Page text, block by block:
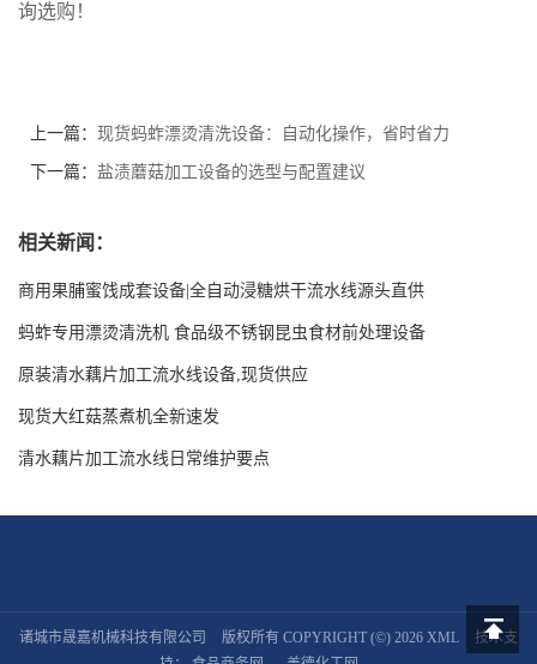
询选购！
上一篇： 现货蚂蚱漂烫清洗设备：自动化操作，省时省力
下一篇： 盐渍蘑菇加工设备的选型与配置建议
相关新闻：
商用果脯蜜饯成套设备|全自动浸糖烘干流水线源头直供
蚂蚱专用漂烫清洗机 食品级不锈钢昆虫食材前处理设备
原装清水藕片加工流水线设备,现货供应
现货大红菇蒸煮机全新速发
清水藕片加工流水线日常维护要点
诸城市晟嘉机械科技有限公司 版权所有 COPYRIGHT (©) 2026 XML
技术支